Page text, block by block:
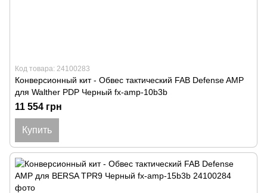
Код товара: 24100283
Конверсионный кит - Обвес тактический FAB Defense AMP
для Walther PDP Черный fx-amp-10b3b
11 554 грн
Купить